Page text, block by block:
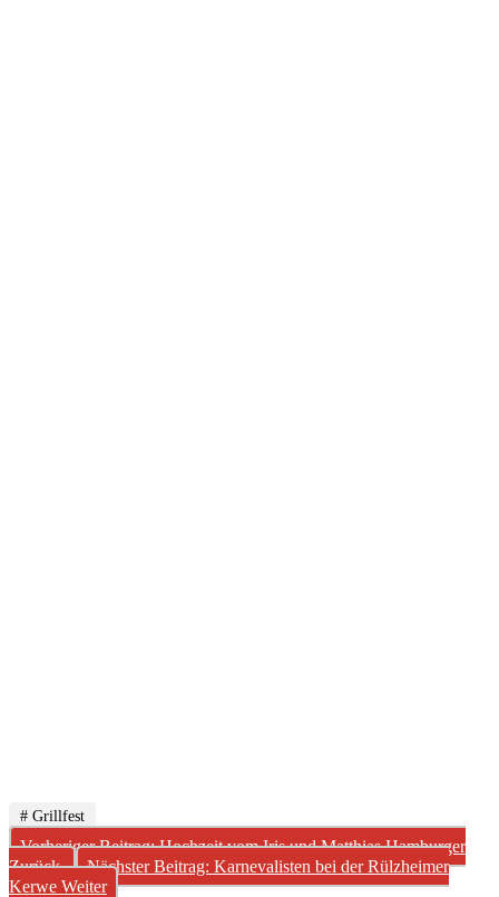
# Grillfest
Vorheriger Beitrag: Hochzeit vom Iris und Matthias Hamburger
Zurück
Nächster Beitrag: Karnevalisten bei der Rülzheimer
Kerwe Weiter